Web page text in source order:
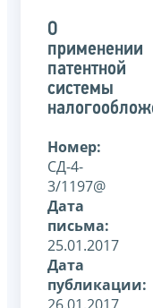
указанного
письма
О
применении
патентной
системы
Номер:
СД-4-
3/1197@
Дата
письма:
25.01.2017
Дата
публикации: